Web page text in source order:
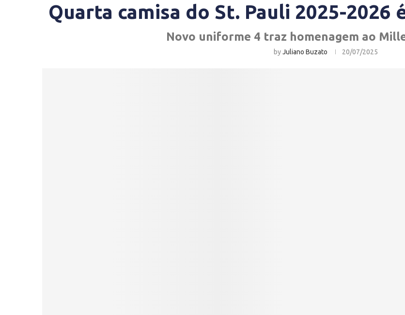
Quarta camisa do St. Pauli 2025-2026
Novo uniforme 4 traz homenagem ao
byJuliano Buzato 20/07/2025